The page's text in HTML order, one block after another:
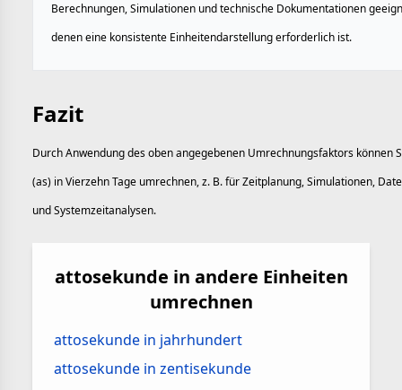
Berechnungen, Simulationen und technische Dokumentationen
denen eine konsistente Einheitendarstellung erforderlich ist.
Fazit
Durch Anwendung des oben angegebenen Umrechnungsfaktors können
(as) in Vierzehn Tage umrechnen, z. B. für Zeitplanung, Simulationen,
und Systemzeitanalysen.
attosekunde in andere Einheiten
umrechnen
attosekunde in jahrhundert
attosekunde in zentisekunde